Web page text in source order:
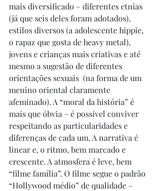
mais diversificado – diferentes etnias
(já que seis deles foram adotados),
estilos diversos (a adolescente hippie,
o rapaz que gosta de heavy metal),
jovens e crianças mais criativas e até
mesmo a sugestão de diferentes
orientações sexuais  (na forma de um
menino oriental claramente
afeminado). A “moral da história” é
mais que óbvia – é possível conviver
respeitando as particularidades e
diferenças de cada um. A narrativa é
linear e, o ritmo, bem marcado e
crescente. A atmosfera é leve, bem
“filme família”. O filme segue o padrão
“Hollywood médio” de qualidade –